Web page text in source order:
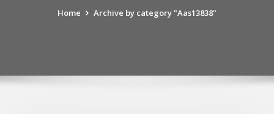
Home Archive by category "Aas13838"